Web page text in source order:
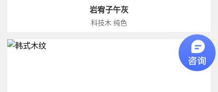
岩宥子午灰
科技木 纯色